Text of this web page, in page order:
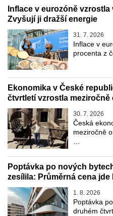
Inflace v eurozóně
Zvyšují ji dražší energie
31. 7. 2026
Inflace v
procenta z
Ekonomika v České
čtvrtletí vzrostla meziročně
30. 7. 2026
Česká
meziročně
…
Poptávka po nových
zesílila: Průměrná cena jde
1. 8. 2026
Poptávka
druhém